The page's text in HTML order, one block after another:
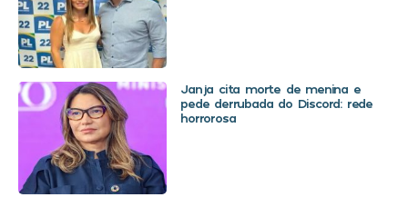
Janja cita morte de menina e
pede derrubada do Discord: rede
horrorosa